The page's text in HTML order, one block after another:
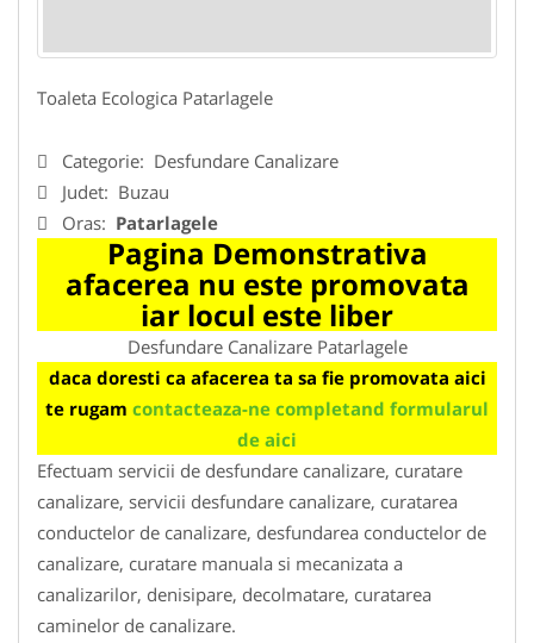
Toaleta Ecologica Patarlagele
Categorie: Desfundare Canalizare
Judet: Buzau
Oras: Patarlagele
Pagina Demonstrativa
afacerea nu este promovata
iar locul este liber
Desfundare Canalizare Patarlagele
daca doresti ca afacerea ta sa fie promovata aici
te rugam contacteaza-ne completand formularul
de aici
Efectuam servicii de desfundare canalizare, curatare
canalizare, servicii desfundare canalizare, curatarea
conductelor de canalizare, desfundarea conductelor de
canalizare, curatare manuala si mecanizata a
canalizarilor, denisipare, decolmatare, curatarea
caminelor de canalizare.